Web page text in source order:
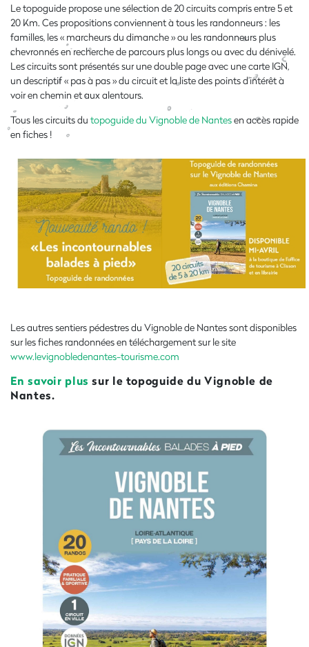
Le topoguide propose une sélection de 20 circuits compris entre 5 et
20 Km. Ces propositions conviennent à tous les randonneurs : les
familles, les « marcheurs du dimanche » ou les randonneurs plus
chevronnés en recherche de parcours plus longs ou avec du dénivelé.
Les circuits sont présentés sur une double page avec une carte IGN,
un descriptif « pas à pas » du circuit et la liste des points d’intérêt à
voir en chemin et aux alentours.
Tous les circuits du topoguide du Vignoble de Nantesen accès rapide
en fiches !
Les autres sentiers pédestres du Vignoble de Nantes sont disponibles
sur les fiches randonnées en téléchargement sur le site
www.levignobledenantes-tourisme.com
En savoir plus sur le topoguide du Vignoble de
Nantes.